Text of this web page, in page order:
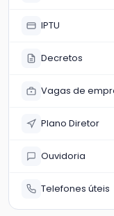
IPTU
Decretos
Vagas de
Plano Diretor
Ouvidoria
Telefones úteis